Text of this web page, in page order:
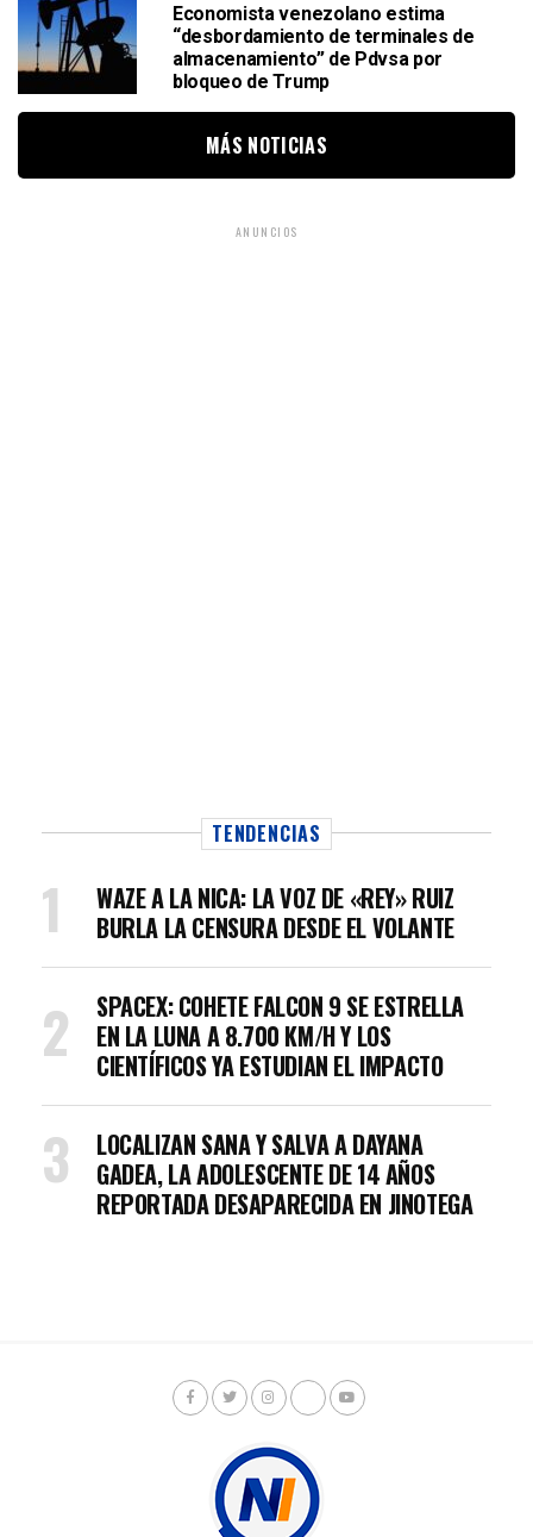
Economista venezolano estima
“desbordamiento de terminales de
almacenamiento” de Pdvsa por
bloqueo de Trump
MÁS NOTICIAS
ANUNCIOS
TENDENCIAS
WAZE A LA NICA: LA VOZ DE «REY» RUIZ
BURLA LA CENSURA DESDE EL VOLANTE
SPACEX: COHETE FALCON 9 SE ESTRELLA
EN LA LUNA A 8.700 KM/H Y LOS
CIENTÍFICOS YA ESTUDIAN EL IMPACTO
LOCALIZAN SANA Y SALVA A DAYANA
GADEA, LA ADOLESCENTE DE 14 AÑOS
REPORTADA DESAPARECIDA EN JINOTEGA